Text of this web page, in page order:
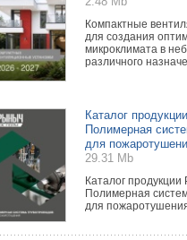
Компактные
для создания
микроклимата в
различного
Каталог
Полимерная
для
29.31 Mb
Каталог
Полимерная
для